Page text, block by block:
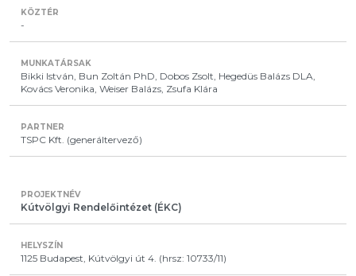
-
Bikki István, Bun Zoltán PhD, Dobos Zsolt, Hegedüs Balázs DLA,
Kovács Veronika, Weiser Balázs, Zsufa Klára
TSPC Kft. (generáltervező)
Kútvölgyi Rendelőintézet (ÉKC)
1125 Budapest, Kútvölgyi út 4. (hrsz: 10733/11)